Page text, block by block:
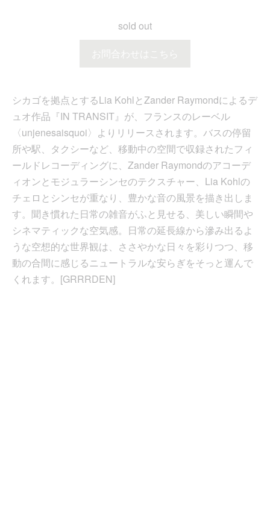
sold out
お問合わせはこちら
シカゴを拠点とするLia KohlとZander Raymondによるデ
ュオ作品『IN TRANSIT』が、フランスのレーベル
〈unjenesaisquoi〉よりリリースされます。バスの停留
所や駅、タクシーなど、移動中の空間で収録されたフィ
ールドレコーディングに、Zander Raymondのアコーデ
ィオンとモジュラーシンセのテクスチャー、Lia Kohlの
チェロとシンセが重なり、豊かな音の風景を描き出しま
す。聞き慣れた日常の雑音がふと見せる、美しい瞬間や
シネマティックな空気感。日常の延長線から滲み出るよ
うな空想的な世界観は、ささやかな日々を彩りつつ、移
動の合間に感じるニュートラルな安らぎをそっと運んで
くれます。[GRRRDEN]